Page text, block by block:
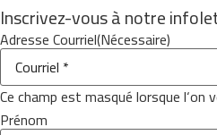
Inscrivez-vous à notre
Adresse Courriel(Nécessaire)
Ce champ est masqué lorsque l‘on
Prénom